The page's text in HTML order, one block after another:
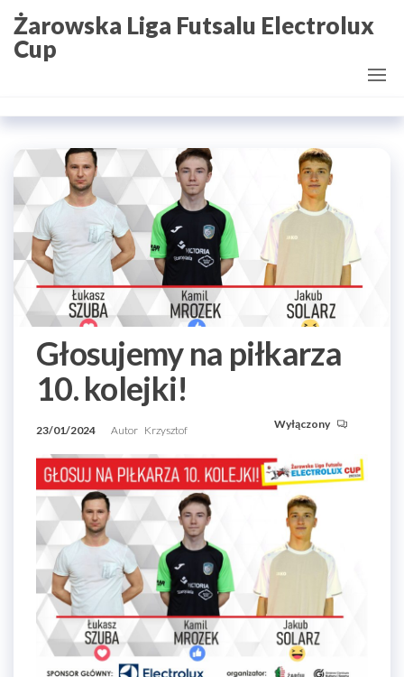
Przejdź
do
treści
Żarowska Liga Futsalu Electrolux
Cup
Głosujemy na piłkarza
10. kolejki!
23/01/2024 Autor Krzysztof Wyłączony